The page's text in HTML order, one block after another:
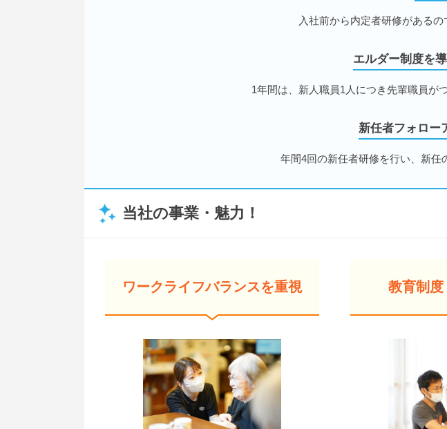
入社前から内定者研修がある
エルダー制度を
1年間は、新人職員1人につき先輩職員が
新任者フォロー
年間4回の新任者研修を行い、新任
当社の事業・魅力！
ワークライフバランスを重視 教育制